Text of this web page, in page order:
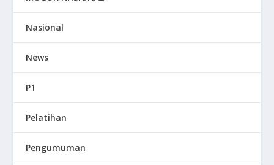
Nasional
News
P1
Pelatihan
Pengumuman